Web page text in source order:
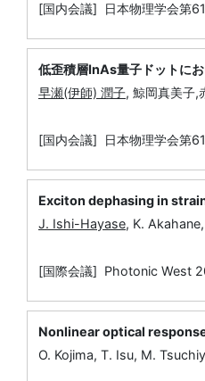
[国内会議] 日本物理学会第
低歪積層InAs量子ドットに
早瀬(伊師) 潤子, 鯨岡真美子,
[国内会議] 日本物理学会第
Exciton dephasing in
J. Ishi-Hayase, K.
[国際会議] Photonic West
Nonlinear optical
O. Kojima, T. Isu, M.